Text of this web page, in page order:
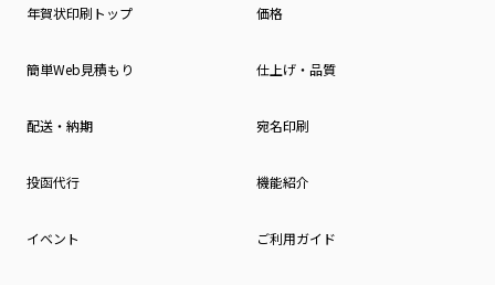
年賀状印刷トップ 価格
簡単Web見積もり 仕上げ・品質
配送・納期 宛名印刷
投函代行 機能紹介
イベント ご利用ガイド